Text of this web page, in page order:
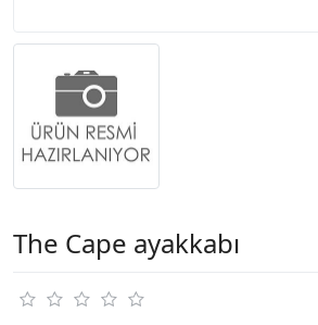
The Cape ayakkabı